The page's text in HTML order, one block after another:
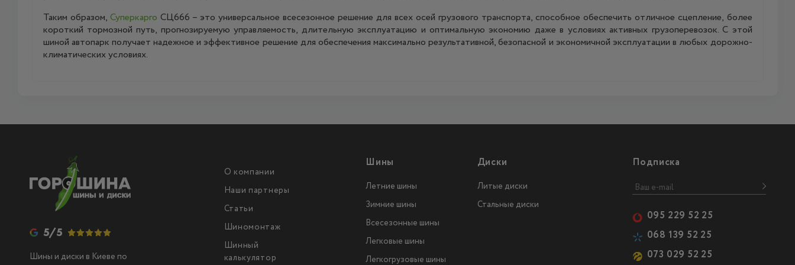
Таким образом, Суперкарго СЦ666 – это универсальное всесезонное решение для всех осей грузового транспорта, способное обеспечить отличное сцепление, более
короткий тормозной путь, прогнозируемую управляемость, длительную эксплуатацию и оптимальную экономию даже в условиях активных грузоперевозок. С этой
шиной автопарк получает надежное и эффективное решение для обеспечения максимально результативной, безопасной и экономичной эксплуатации в любых дорожно-
климатических условиях.
5/5
Шины и диски в Киеве по
О компании
Наши партнеры
Статьи
Шиномонтаж
Шинный
калькулятор
Шины
Летние шины
Зимние шины
Всесезонные шины
Легковые шины
Легкогрузовые шины
Диски
Литые диски
Стальные диски
Подписка
095 229 52 25
068 139 52 25
073 029 52 25